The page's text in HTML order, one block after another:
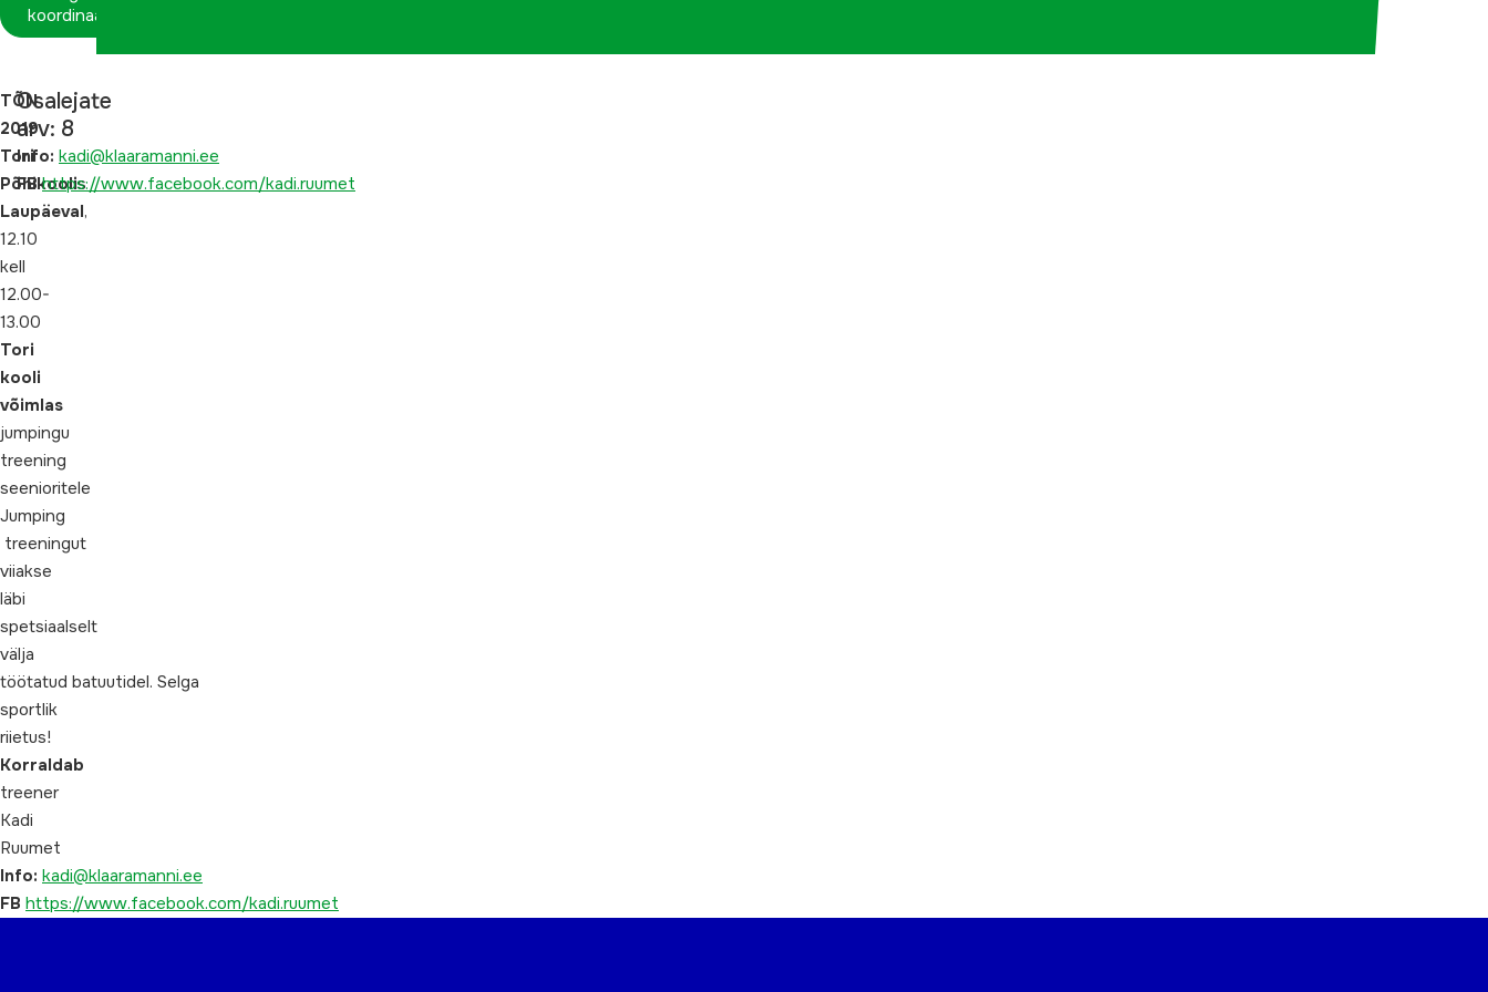
koordinaatorina
TÕN
2019
Tori
Põhikoolis
Laupäeval,
12.10
kell
12.00-
13.00
Tori
kooli
võimlas
jumpingu
treening
seenioritele
Jumping
treeningut
viiakse
läbi
spetsiaalselt
välja
töötatud batuutidel. Selga
sportlik
riietus!
Korraldab
treener
Kadi
Ruumet
Info: kadi@klaaramanni.ee
FB https://www.facebook.com/kadi.ruumet
Osalejate
arv: 8
Info: kadi@klaaramanni.ee
FB https://www.facebook.com/kadi.ruumet